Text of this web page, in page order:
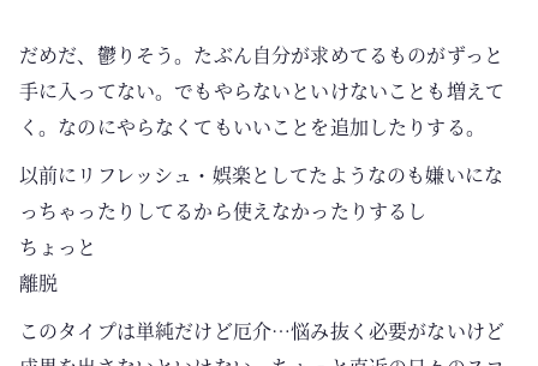
だめだ、鬱りそう。たぶん自分が求めてるものがずっと
手に入ってない。でもやらないといけないことも増えて
く。なのにやらなくてもいいことを追加したりする。
以前にリフレッシュ・娯楽としてたようなのも嫌いにな
っちゃったりしてるから使えなかったりするし
ちょっと
離脱
このタイプは単純だけど厄介…悩み抜く必要がないけど